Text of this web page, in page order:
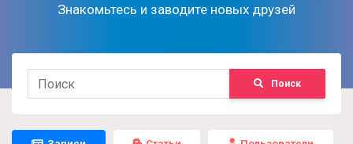
Знакомьтесь и заводите новых друзей
Поиск